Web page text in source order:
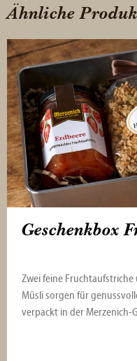
Ähnliche
Geschenkbox
Zwei feine
Müsli sorgen für
verpackt in der Merzenich-